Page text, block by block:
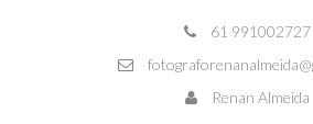
61 991002727
Renan Almeida